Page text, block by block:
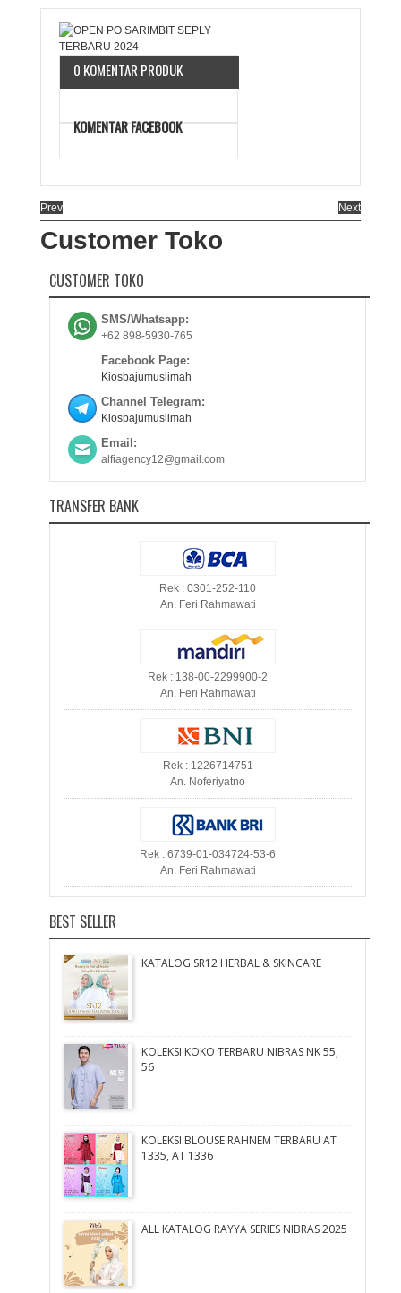
0 KOMENTAR PRODUK
KOMENTAR FACEBOOK
Prev Next
Customer Toko
CUSTOMER TOKO
SMS/Whatsapp:
+62 898-5930-765
Facebook Page:
Kiosbajumuslimah
Channel Telegram:
Kiosbajumuslimah
Email:
alfiagency12@gmail.com
TRANSFER BANK
Rek : 0301-252-110
An. Feri Rahmawati
Rek : 138-00-2299900-2
An. Feri Rahmawati
Rek : 1226714751
An. Noferiyatno
Rek : 6739-01-034724-53-6
An. Feri Rahmawati
BEST SELLER
KATALOG SR12 HERBAL & SKINCARE
KOLEKSI KOKO TERBARU NIBRAS NK 55,
56
KOLEKSI BLOUSE RAHNEM TERBARU AT
1335, AT 1336
ALL KATALOG RAYYA SERIES NIBRAS 2025